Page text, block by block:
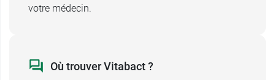
brefpeut apparaître. Vous devez donc attendre
votre médecin.
Où trouver Vitabact ?